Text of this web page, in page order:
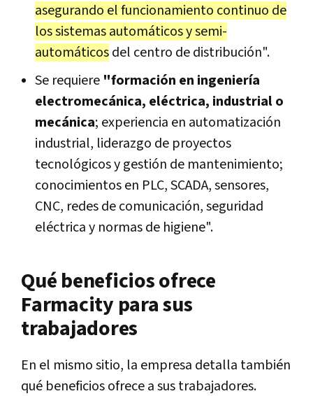
asegurando el funcionamiento continuo de
los sistemas automáticos y semi-
automáticosdel centro de distribución".
Se requiere "formación en ingeniería
electromecánica, eléctrica, industrial o
mecánica; experiencia en automatización
industrial, liderazgo de proyectos
tecnológicos y gestión de mantenimiento;
conocimientos en PLC, SCADA, sensores,
CNC, redes de comunicación, seguridad
eléctrica y normas de higiene".
Qué beneficios ofrece
Farmacity para sus
trabajadores
En el mismo sitio, la empresa detalla también
qué beneficios ofrece a sus trabajadores.